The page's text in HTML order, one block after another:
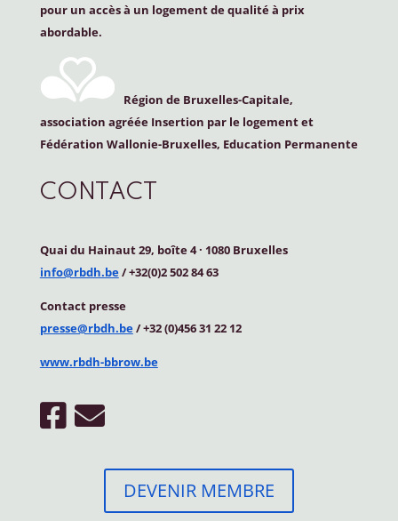
pour un accès à un logement de qualité à prix
abordable.
Région de Bruxelles-Capitale,
association agréée Insertion par le logement et
Fédération Wallonie-Bruxelles, Education Permanente
CONTACT
Quai du Hainaut 29, boîte 4· 1080 Bruxelles
info@rbdh.be/ +32(0)2 502 84 63
Contact presse
presse@rbdh.be/ +32 (0)456 31 22 12
www.rbdh-bbrow.be
DEVENIR MEMBRE